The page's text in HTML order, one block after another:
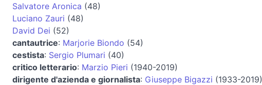
Salvatore Aronica (48)
Luciano Zauri (48)
David Dei (52)
cantautrice: Marjorie Biondo (54)
cestista: Sergio Plumari (40)
critico letterario: Marzio Pieri (1940-2019)
dirigente d'azienda e giornalista: Giuseppe Bigazzi (1933-2019)